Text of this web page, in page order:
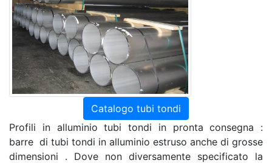
Catalogo tubi tondi
Profili in alluminio tubi tondi in pronta consegna :
barre di tubi tondi in alluminio estruso anche di grosse
dimensioni . Dove non diversamente specificato la